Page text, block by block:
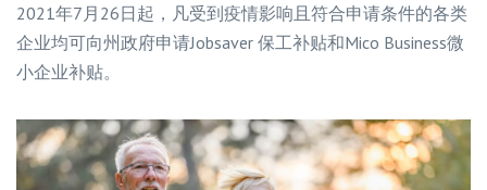
2021年7月26日起，凡受到疫情影响且符合申请条件的各类
企业均可向州政府申请Jobsaver 保工补贴和Mico Business微
小企业补贴。